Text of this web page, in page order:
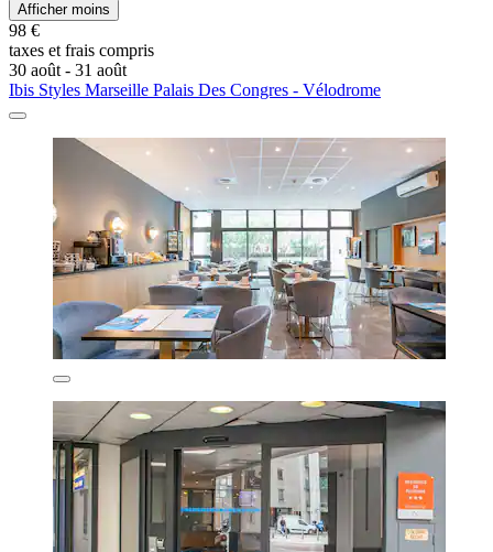
Afficher moins
98 €
taxes et frais compris
30 août - 31 août
Ibis Styles Marseille Palais Des Congres - Vélodrome